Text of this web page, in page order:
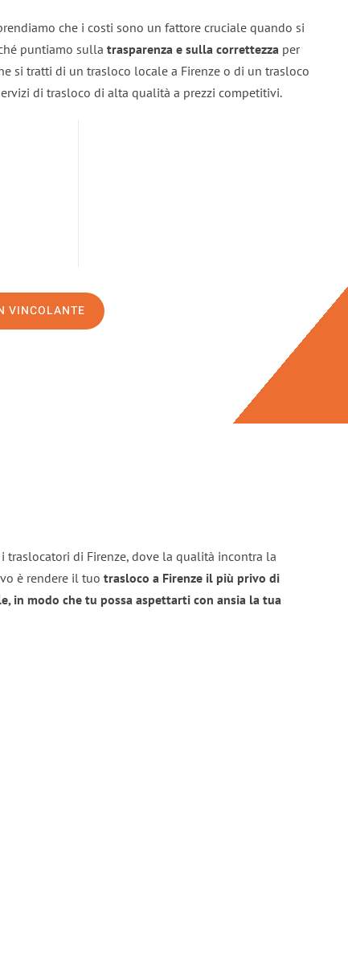
che i costi sono un fattore cruciale quando si
puntiamo sulla trasparenza e sulla correttezza per
si tratti di un trasloco locale a Firenze o di un trasloco
di trasloco di alta qualità a prezzi competitivi.
VINCOLANTE
traslocatori di Firenze, dove la qualità incontra la
è rendere il tuo trasloco a Firenze il più privo di
in modo che tu possa aspettarti con ansia la tua